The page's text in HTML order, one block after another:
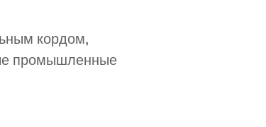
кордом,
промышленные